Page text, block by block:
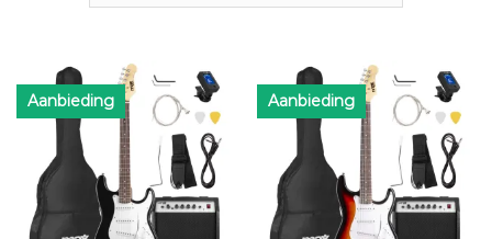
Aanbieding Aanbieding